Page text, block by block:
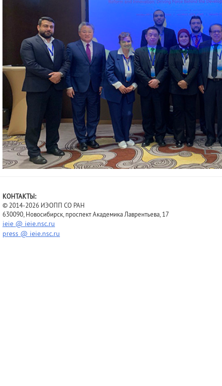
КОНТАКТЫ:
© 2014-2026 ИЭОПП СО РАН
630090, Новосибирск, проспект Академика Лаврентьева, 17
ieie @ ieie.nsc.ru
press @ ieie.nsc.ru